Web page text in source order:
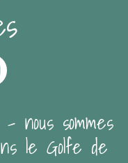
nous sommes
le Golfe de